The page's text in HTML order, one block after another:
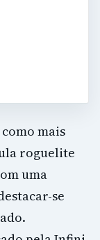
mais
roguelite
uma
se